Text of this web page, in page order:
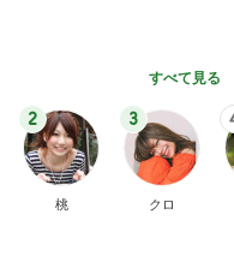
すべて見る
2
桃
3
クロ